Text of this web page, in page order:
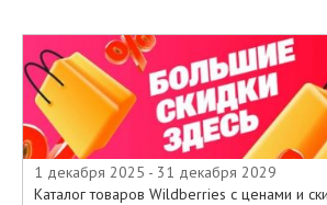
ограничен .
Предложение действительно с
01 января 2014 года по 31
декабря 2015 года.
1 декабря 2025 - 31 декабря 2029
Каталог товаров Wildberries с ценами и